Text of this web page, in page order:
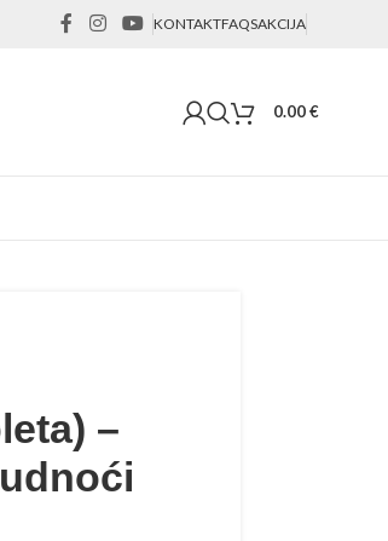
KONTAKTFAQSAKCIJA
0.00€
–